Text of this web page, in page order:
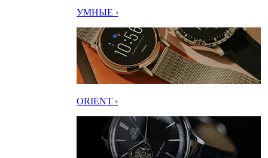
УМНЫЕ ›
ORIENT ›